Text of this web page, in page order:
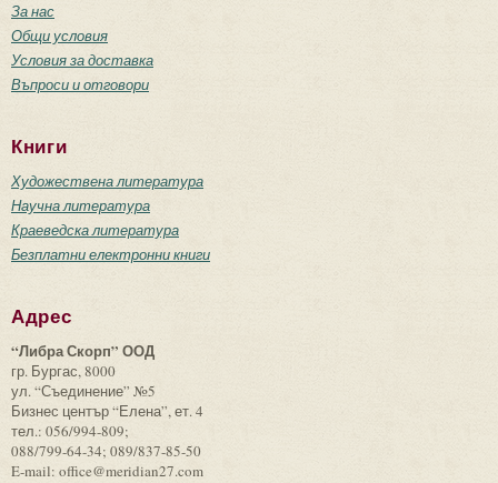
За нас
Общи условия
Условия за доставка
Въпроси и отговори
Книги
Художествена литература
Научна литература
Краеведска литература
Безплатни електронни книги
Адрес
“Либра Скорп” ООД
гр. Бургас, 8000
ул. “Съединение” №5
Бизнес център “Елена”, ет. 4
тел.: 056/994-809;
088/799-64-34; 089/837-85-50
E-mail: office@meridian27.com